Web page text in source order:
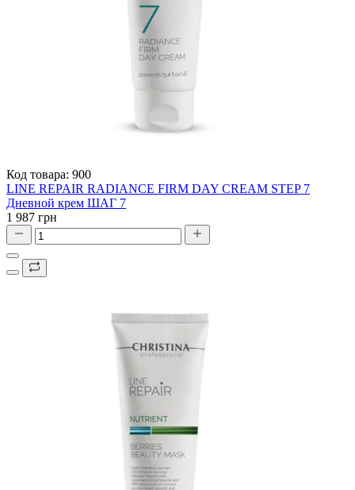
Код товара: 900
LINE REPAIR RADIANCE FIRM DAY CREAM STEP 7
Дневной крем ШАГ 7
1 987 грн